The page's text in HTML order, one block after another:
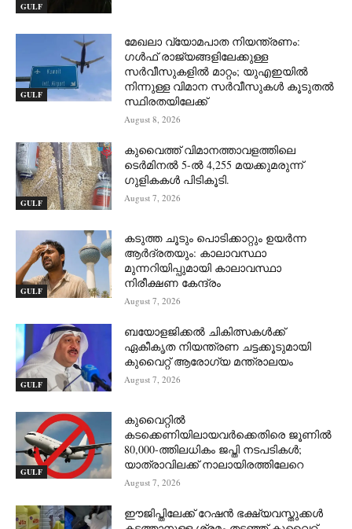
GULF
GULF
മേഖലാ വ്യോമപാത നിയന്ത്രണം:
ഗൾഫ് രാജ്യങ്ങളിലേക്കുള്ള
സർവീസുകളിൽ മാറ്റം; യുഎഇയിൽ
നിന്നുള്ള വിമാന സർവീസുകൾ കൂടുതൽ
സ്ഥിരതയിലേക്ക്
August 8, 2026
GULF
കുവൈത്ത് വിമാനത്താവളത്തിലെ
ടെർമിനൽ 5-ൽ 4,255 മയക്കുമരുന്ന്
ഗുളികകൾ പിടികൂടി.
August 7, 2026
GULF
കടുത്ത ചൂടും പൊടിക്കാറ്റും ഉയർന്ന
ആർദ്രതയും: കാലാവസ്ഥാ
മുന്നറിയിപ്പുമായി കാലാവസ്ഥാ
നിരീക്ഷണ കേന്ദ്രം
August 7, 2026
GULF
ബയോളജിക്കൽ ചികിത്സകൾക്ക്
ഏകീകൃത നിയന്ത്രണ ചട്ടക്കൂടുമായി
കുവൈറ്റ് ആരോഗ്യ മന്ത്രാലയം
August 7, 2026
GULF
കുവൈറ്റിൽ
കടക്കെണിയിലായവർക്കെതിരെ ജൂണിൽ
80,000-ത്തിലധികം ജപ്തി നടപടികൾ;
യാത്രാവിലക്ക് നാലായിരത്തിലേറെ
August 7, 2026
ഈജിപ്തിലേക്ക് റേഷൻ ഭക്ഷ്യവസ്തുക്കൾ